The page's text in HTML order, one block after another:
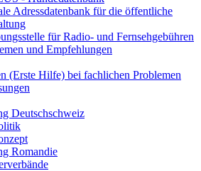
Adressdatenbank für die öffentliche
für Radio- und Fernsehgebühren
und Empfehlungen
(Erste Hilfe) bei fachlichen Problemen
Deutschschweiz
Romandie